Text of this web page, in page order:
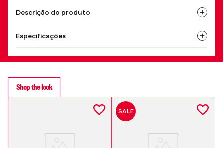
Descrição do produto
Especificações
Shop the look
SALE